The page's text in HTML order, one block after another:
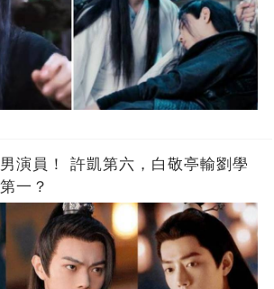
演員！ 許凱第六，白敬亭輸劉學
一？